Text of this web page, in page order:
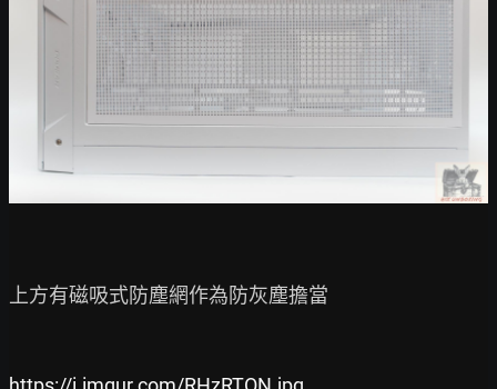
上方有磁吸式防塵網作為防灰塵擔當